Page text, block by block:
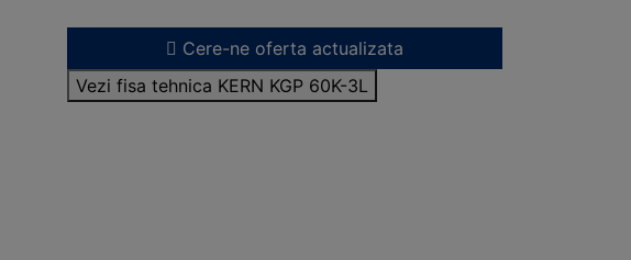
Cere-ne oferta actualizata
Vezi fisa tehnica KERN KGP 60K-3L